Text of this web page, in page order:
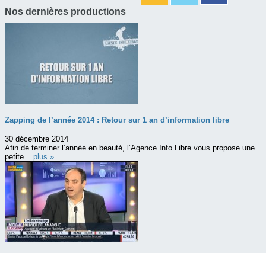
Nos dernières productions
Zapping de l’année 2014 : Retour sur 1 an d’information libre
30 décembre 2014
Afin de terminer l’année en beauté, l’Agence Info Libre vous propose une
petite... plus »